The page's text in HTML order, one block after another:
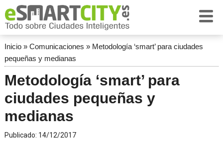
Inicio» Comunicaciones » Metodología ‘smart’ para ciudades
pequeñas y medianas
Metodología ‘smart’ para
ciudades pequeñas y
medianas
Publicado: 14/12/2017